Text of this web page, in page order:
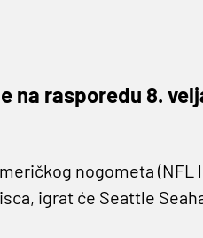
rasporedu 8.
nogometa (NFL
igrat će Seattle